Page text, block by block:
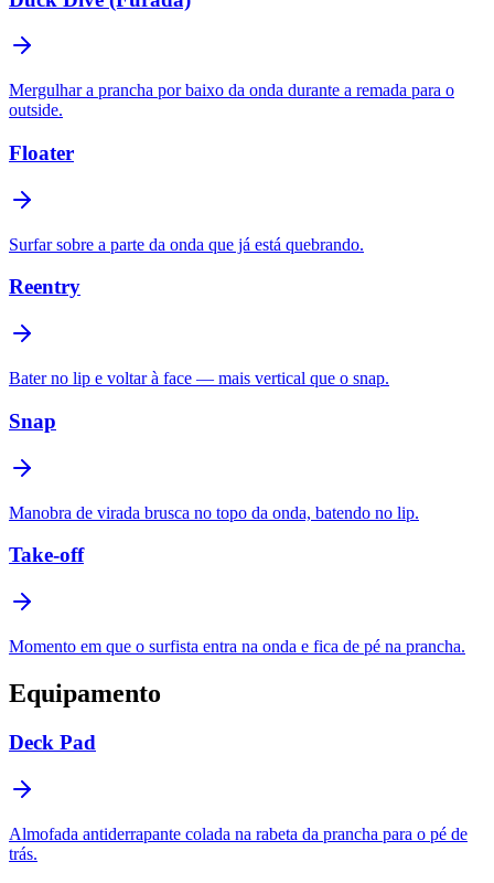
Mergulhar a prancha por baixo da onda durante a remada para o
outside.
Floater
Surfar sobre a parte da onda que já está quebrando.
Reentry
Bater no lip e voltar à face — mais vertical que o snap.
Snap
Manobra de virada brusca no topo da onda, batendo no lip.
Take-off
Momento em que o surfista entra na onda e fica de pé na prancha.
Equipamento
Deck Pad
Almofada antiderrapante colada na rabeta da prancha para o pé de
trás.